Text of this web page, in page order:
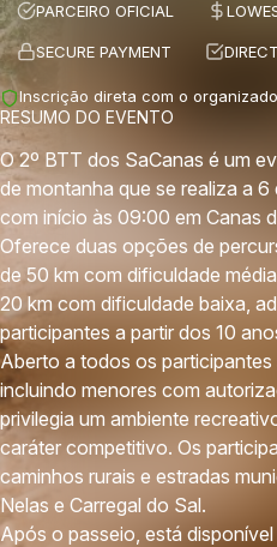
PARCEIRO OFICIAL
SECURE PAYMENT
Inscrição direta com o
RESUMO DO EVENTO
O 2º BTT dos SaCanas é um
de montanha que se realiza a
com início às 09:00 em Canas
Oferece duas opções de
de 50 km com dificuldade
20 km com dificuldade baixa,
participantes a partir dos 10
Aberto a todos os
incluindo menores com
privilegia um ambiente
caráter competitivo. Os
caminhos rurais e estradas
Nelas e Carregal do Sal.
Após o passeio, está